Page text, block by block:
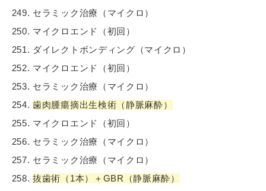
セラミック治療（マイクロ）
マイクロエンド（初回）
ダイレクトボンディング（マイクロ）
マイクロエンド（初回）
セラミック治療（マイクロ）
歯肉腫瘍摘出生検術（静脈麻酔）
マイクロエンド（初回）
セラミック治療（マイクロ）
セラミック治療（マイクロ）
抜歯術（1本）＋GBR（静脈麻酔）